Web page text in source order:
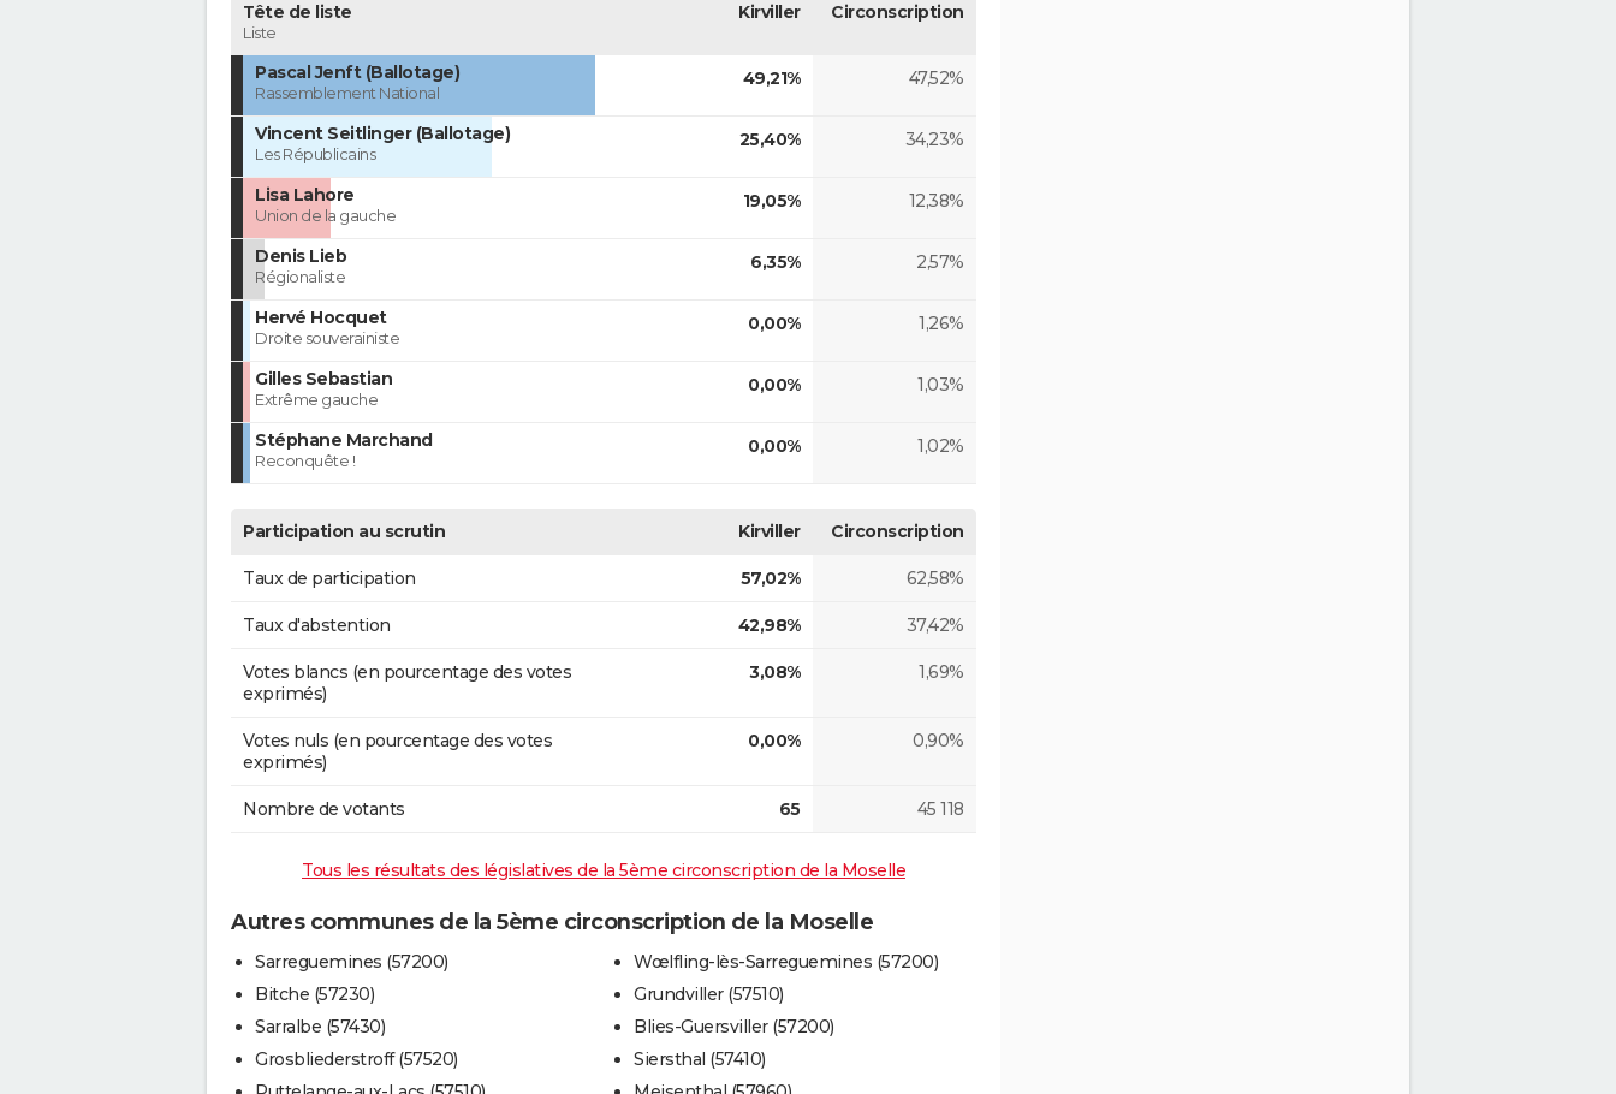
Tête de liste
Liste
Kirviller Circonscription
Pascal Jenft (Ballotage)
Rassemblement National
49,21% 47,52%
Vincent Seitlinger (Ballotage)
Les Républicains
25,40% 34,23%
Lisa Lahore
Union de la gauche
19,05% 12,38%
Denis Lieb
Régionaliste
6,35% 2,57%
Hervé Hocquet
Droite souverainiste
0,00% 1,26%
Gilles Sebastian
Extrême gauche
0,00% 1,03%
Stéphane Marchand
Reconquête !
0,00% 1,02%
Participation au scrutin Kirviller Circonscription
Taux de participation 57,02% 62,58%
Taux d'abstention 42,98% 37,42%
Votes blancs (en pourcentage des votes
exprimés)
3,08% 1,69%
Votes nuls (en pourcentage des votes
exprimés)
0,00% 0,90%
Nombre de votants 65 45 118
Tous les résultats des législatives de la 5ème circonscription de la Moselle
Autres communes de la 5ème circonscription de la Moselle
Sarreguemines (57200)
Bitche (57230)
Sarralbe (57430)
Grosbliederstroff (57520)
Wœlfling-lès-Sarreguemines (57200)
Grundviller (57510)
Blies-Guersviller (57200)
Siersthal (57410)